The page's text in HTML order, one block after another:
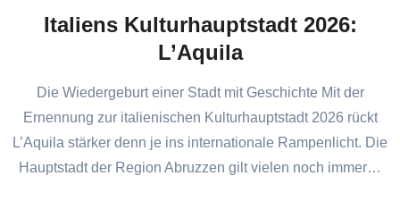
Italiens Kulturhauptstadt 2026:
L’Aquila
Die Wiedergeburt einer Stadt mit Geschichte Mit der
Ernennung zur italienischen Kulturhauptstadt 2026 rückt
L’Aquila stärker denn je ins internationale Rampenlicht. Die
Hauptstadt der Region Abruzzen gilt vielen noch immer…